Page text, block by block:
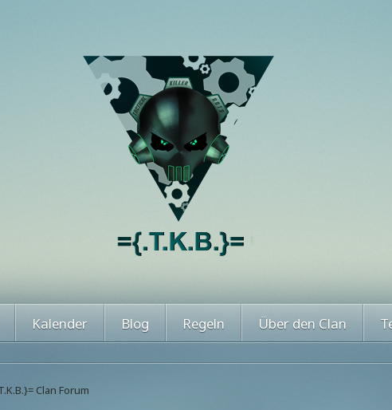
Kalender Blog Regeln Über den Clan
Clan Forum